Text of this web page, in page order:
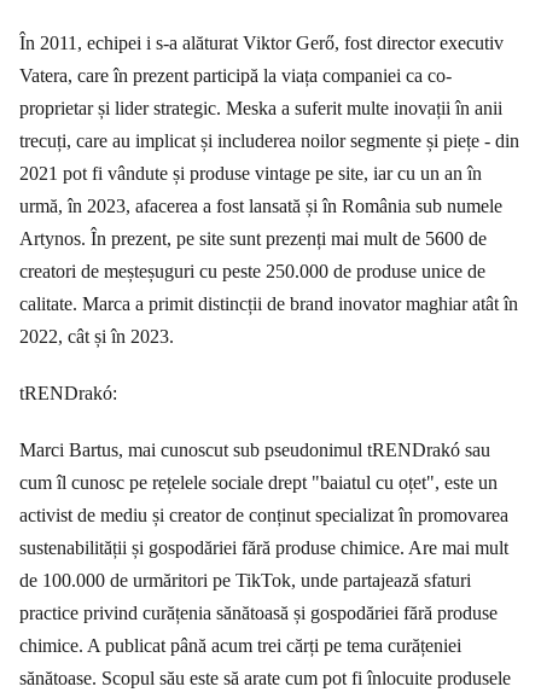
În 2011, echipei i s-a alăturat Viktor Gerő, fost director executiv
Vatera, care în prezent participă la viața companiei ca co-
proprietar și lider strategic. Meska a suferit multe inovații în anii
trecuți, care au implicat și includerea noilor segmente și piețe - din
2021 pot fi vândute și produse vintage pe site, iar cu un an în
urmă, în 2023, afacerea a fost lansată și în România sub numele
Artynos. În prezent, pe site sunt prezenți mai mult de 5600 de
creatori de meșteșuguri cu peste 250.000 de produse unice de
calitate. Marca a primit distincții de brand inovator maghiar atât în
2022, cât și în 2023.
tRENDrakó:
Marci Bartus, mai cunoscut sub pseudonimul tRENDrakó sau
cum îl cunosc pe rețelele sociale drept "baiatul cu oțet", este un
activist de mediu și creator de conținut specializat în promovarea
sustenabilității și gospodăriei fără produse chimice. Are mai mult
de 100.000 de urmăritori pe TikTok, unde partajează sfaturi
practice privind curățenia sănătoasă și gospodăriei fără produse
chimice. A publicat până acum trei cărți pe tema curățeniei
sănătoase. Scopul său este să arate cum pot fi înlocuite produsele